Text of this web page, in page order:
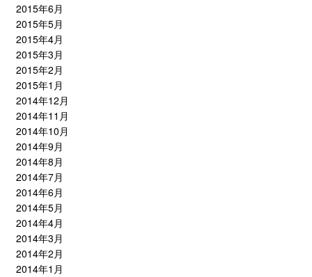
2015年6月
2015年5月
2015年4月
2015年3月
2015年2月
2015年1月
2014年12月
2014年11月
2014年10月
2014年9月
2014年8月
2014年7月
2014年6月
2014年5月
2014年4月
2014年3月
2014年2月
2014年1月